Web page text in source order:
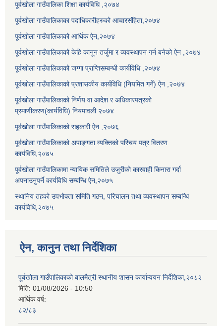
पूर्वखोला गाउँपालिका शिक्षा कार्यविधि ,२०७४
पूर्वखोला गाउँपालिकाका पदाधिकारीहरुको आचारसंहिता,२०७४
पूर्वखोला गाउँपालिकाको आर्थिक ऐन,२०७४
पूर्वखोला गाउँपालिकाको केहि कानून तर्जुमा र व्यवस्थापन गर्न बनेको ऐन ,२०७४
पूर्वखोला गाउँपालिकाको जग्गा प्राप्तिसम्बन्धी कार्यविधि ,२०७४
पूर्वखोला गाउँपालिकाको प्रशासकीय कार्यविधि (नियमित गर्ने) ऐन ,२०७४
पूर्वखोला गाउँपालिकाको निर्णय वा आदेश र अधिकारपत्रको
प्रमाणीकरण(कार्यविधि) नियमावली २०७४
पूर्वखोला गाउँपालिकाको सहकारी ऐन ,२०७६
पूर्वखोला गाउँपालिकाको अपाङ्गता व्यक्तिको परिचय पत्र वितरण
कार्यविधि,२०७५
पूर्वखोला गाउँपालिकामा न्यायिक समितिले उजुरीको कारवाही किनारा गर्दा
अपनाउनुपर्ने कार्यविधि सम्बन्धि ऐन,२०७५
स्थानिय तहको उपभोक्ता समिति गठन, परिचालन तथा व्यवस्थापन सम्बन्धि
कार्यविधि,२०७५
ऐन, कानुन तथा निर्देशिका
पूर्बखोला गाउँपालिकाको बालमैत्री स्थानीय शासन कार्यान्वयन निर्देशिका,२०८२
मिति: 01/08/2026 - 10:50
आर्थिक वर्ष:
८२/८३